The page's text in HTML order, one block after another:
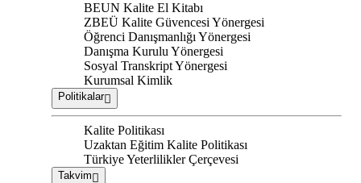
BEUN Kalite El Kitabı
ZBEÜ Kalite Güvencesi Yönergesi
Öğrenci Danışmanlığı Yönergesi
Danışma Kurulu Yönergesi
Sosyal Transkript Yönergesi
Kurumsal Kimlik
Politikalar
Kalite Politikası
Uzaktan Eğitim Kalite Politikası
Türkiye Yeterlilikler Çerçevesi
Takvim